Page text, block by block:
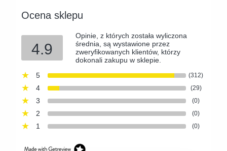
Ocena sklepu
4.9
Opinie, z których została wyliczona
średnia, są wystawione przez
zweryfikowanych klientów, którzy
dokonali zakupu w sklepie.
5
(312)
4 (29)
3 (0)
2 (0)
1 (0)